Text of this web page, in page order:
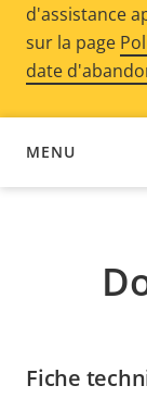
d'assistance
sur la page
date
MENU
Fiche